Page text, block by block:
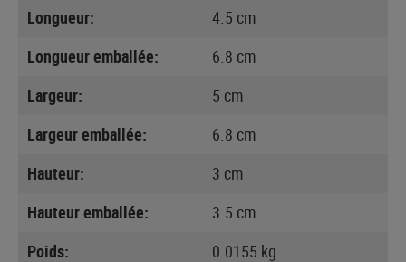
Longueur:
4.5 cm
Longueur emballée:
6.8 cm
Largeur:
5 cm
Largeur emballée:
6.8 cm
Hauteur:
3 cm
Hauteur emballée:
3.5 cm
Poids:
0.0155 kg